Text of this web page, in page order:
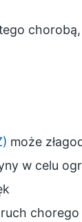
może
w celu
chorego